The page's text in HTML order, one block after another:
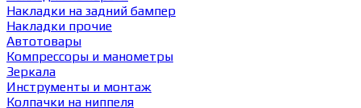
Накладки на задний бампер
Накладки прочие
Автотовары
Компрессоры и манометры
Зеркала
Инструменты и монтаж
Колпачки на ниппеля